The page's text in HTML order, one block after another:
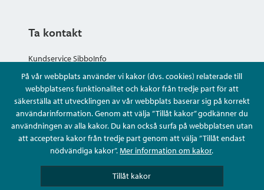
På vår webbplats använder vi kakor (dvs. cookies) relaterade till
webbplatsens funktionalitet och kakor från tredje part för att
säkerställa att utvecklingen av vår webbplats baserar sig på korrekt
användarinformation. Genom att välja ”Tillåt kakor” godkänner du
användningen av alla kakor. Du kan också surfa på webbplatsen utan
att acceptera kakor från tredje part genom att välja ”Tillåt endast
nödvändiga kakor”.Mer information om kakor.
Tillåt kakor
Ta kontakt
Kundservice SibboInfo
Ge anonym respons
Ställ en fråga eller sköta ditt ärende
Kontaktuppgifter